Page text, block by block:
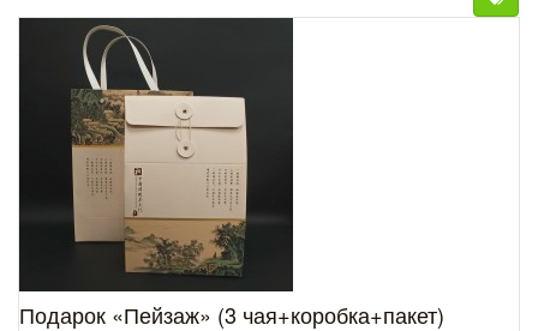
Подарок «Пейзаж» (3 чая+коробка+пакет)